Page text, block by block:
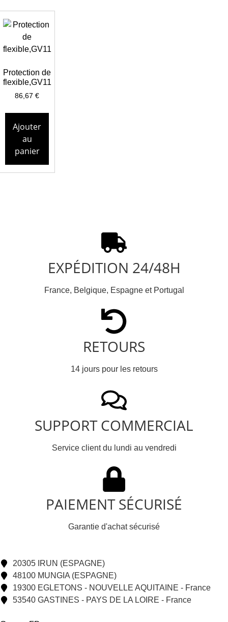
Protection de
flexible,GV11
86,67€
Ajouter
au
panier
EXPÉDITION 24/48H
France, Belgique, Espagne et Portugal
RETOURS
14 jours pour les retours
SUPPORT COMMERCIAL
Service client du lundi au vendredi
PAIEMENT SÉCURISÉ
Garantie d'achat sécurisé
20305 IRUN (ESPAGNE)
48100 MUNGIA (ESPAGNE)
19300 EGLETONS - NOUVELLE AQUITAINE - France
53540 GASTINES - PAYS DE LA LOIRE - France